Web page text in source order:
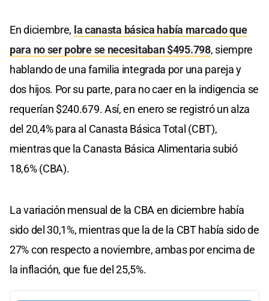
En diciembre, la canasta básica había marcado que
para no ser pobre se necesitaban $495.798, siempre
hablando de una familia integrada por una pareja y
dos hijos. Por su parte, para no caer en la indigencia se
requerían $240.679. Así, en enero se registró un alza
del 20,4% para al Canasta Básica Total (CBT),
mientras que la Canasta Básica Alimentaria subió
18,6% (CBA).
La variación mensual de la CBA en diciembre había
sido del 30,1%, mientras que la de la CBT había sido de
27% con respecto a noviembre, ambas por encima de
la inflación, que fue del 25,5%.